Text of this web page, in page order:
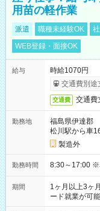
用苗の軽作業
派遣 職種未経験OK
WEB登録・面接OK
給与
時給1070円
交通費別途
交通費 交通費
勤務地
福島県伊達郡
松川駅から車
製造外
勤務時間
期間
1ヶ月以上3ヶ
ード就業が可